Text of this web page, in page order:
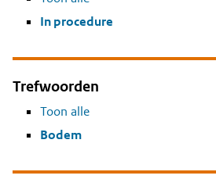
In procedure
Trefwoorden
Toon alle
Bodem